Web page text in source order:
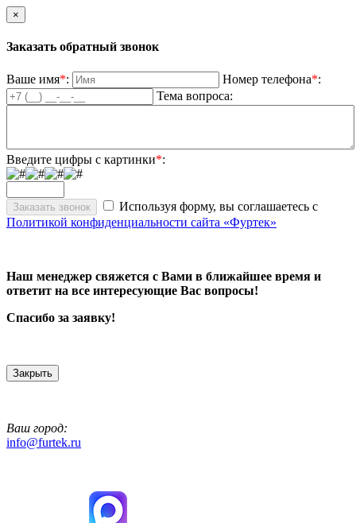
×
Заказать обратный звонок
Ваше имя*: Номер телефона*:
Тема вопроса:
Введите цифры с картинки*:
Используя форму, вы соглашаетесь с
Политикой конфиденциальности сайта «Фуртек»
Наш менеджер свяжется с Вами в ближайшее время и
ответит на все интересующие Вас вопросы!
Спасибо за заявку!
Закрыть
Ваш город:
info@furtek.ru